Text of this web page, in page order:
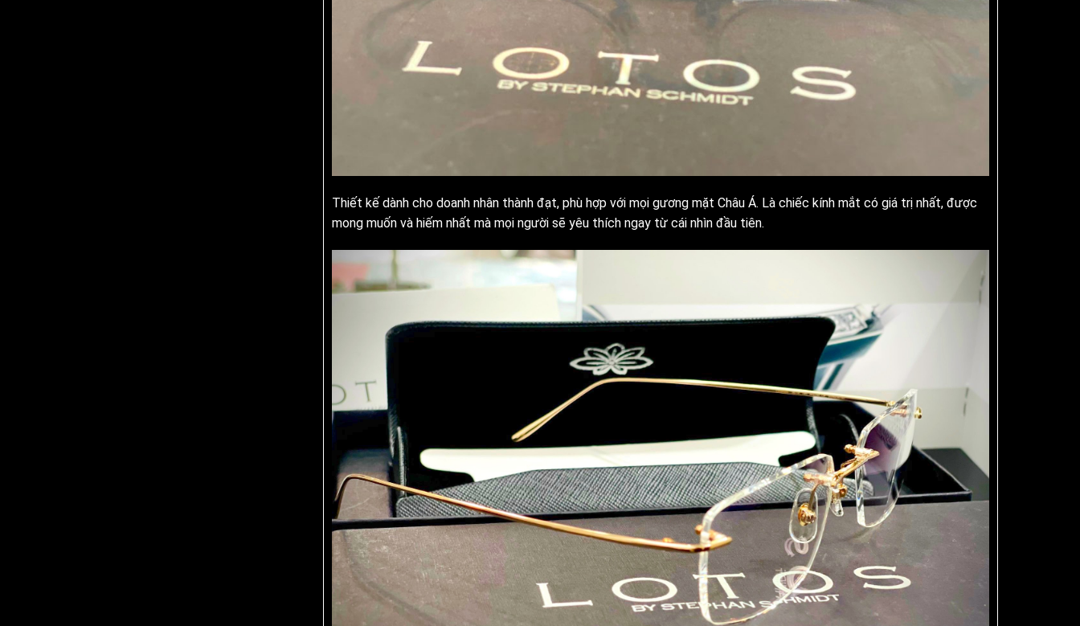
Thiết kế dành cho doanh nhân thành đạt, phù hợp với mọi gương mặt Châu Á. Là chiếc kính mắt có giá trị nhất, được
mong muốn và hiếm nhất mà mọi người sẽ yêu thích ngay từ cái nhìn đầu tiên.